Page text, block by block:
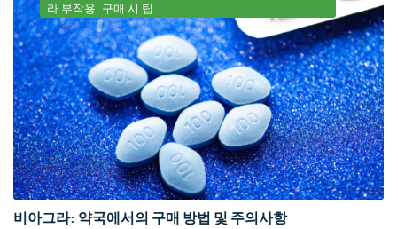
라 부작용 구매 시 팁
비아그라: 약국에서의 구매 방법 및 주의사항